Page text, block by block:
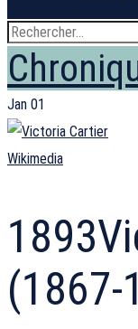
Jan 01
Wikimedia
1893
(1867-